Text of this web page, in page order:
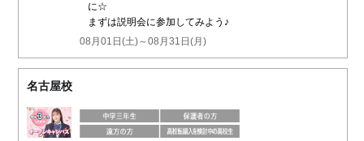
に☆
まずは説明会に参加してみよう♪
08月01日(土)～08月31日(月)
名古屋校